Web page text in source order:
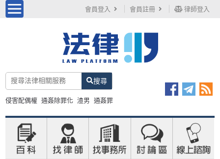
會員登入 會員註冊 律師登入
搜尋
侵害配偶權 通姦除罪化 渣男 通姦罪